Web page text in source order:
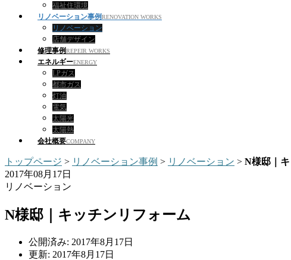
福祉住環境
リノベーション事例RENOVATION WORKS
リノベーション
店舗デザイン
修理事例REPEIR WORKS
エネルギーENERGY
LPガス
都市ガス
灯油
電気
太陽光
太陽熱
会社概要COMPANY
トップページ > リノベーション事例 > リノベーション > N様邸｜
2017年08月17日
リノベーション
N様邸｜キッチンリフォーム
公開済み: 2017年8月17日
更新: 2017年8月17日